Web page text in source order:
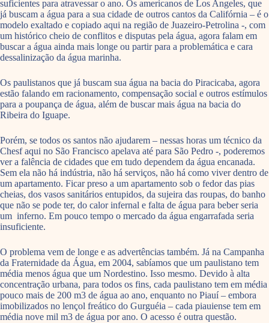
suficientes para atravessar o ano. Os americanos de Los Angeles, que
já buscam a água para a sua cidade de outros cantos da Califórnia – é o
modelo exaltado e copiado aqui na região de Juazeiro-Petrolina -, com
um histórico cheio de conflitos e disputas pela água, agora falam em
buscar a água ainda mais longe ou partir para a problemática e cara
dessalinização da água marinha.
Os paulistanos que já buscam sua água na bacia do Piracicaba, agora
estão falando em racionamento, compensação social e outros estímulos
para a poupança de água, além de buscar mais água na bacia do
Ribeira do Iguape.
Porém, se todos os santos não ajudarem – nessas horas um técnico da
Chesf aqui no São Francisco apelava até para São Pedro -, poderemos
ver a falência de cidades que em tudo dependem da água encanada.
Sem ela não há indústria, não há serviços, não há como viver dentro de
um apartamento. Ficar preso a um apartamento sob o fedor das pias
cheias, dos vasos sanitários entupidos, da sujeira das roupas, do banho
que não se pode ter, do calor infernal e falta de água para beber seria
um inferno. Em pouco tempo o mercado da água engarrafada seria
insuficiente.
O problema vem de longe e as advertências também. Já na Campanha
da Fraternidade da Água, em 2004, sabíamos que um paulistano tem
média menos água que um Nordestino. Isso mesmo. Devido à alta
concentração urbana, para todos os fins, cada paulistano tem em média
pouco mais de 200 m3 de água ao ano, enquanto no Piauí – embora
imobilizados no lençol freático do Gurguéia – cada piauiense tem em
média nove mil m3 de água por ano. O acesso é outra questão.